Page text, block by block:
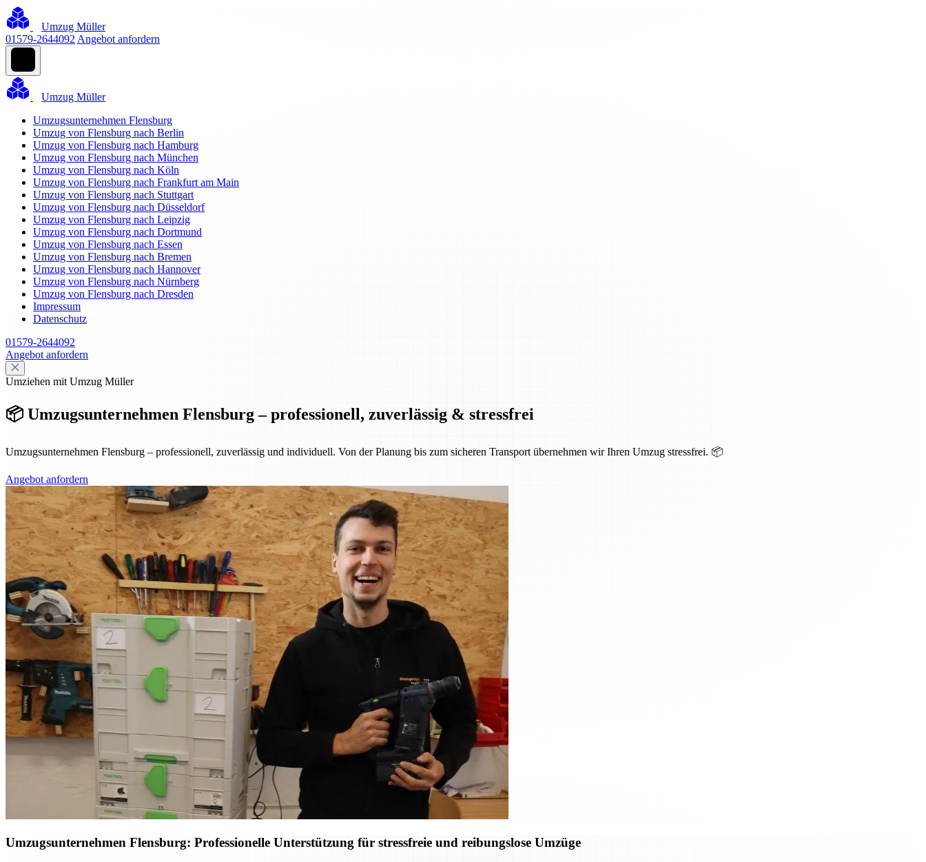
Umzug Müller
01579-2644092 Angebot anfordern
Umzug Müller
Umzugsunternehmen Flensburg
Umzug von Flensburg nach Berlin
Umzug von Flensburg nach Hamburg
Umzug von Flensburg nach München
Umzug von Flensburg nach Köln
Umzug von Flensburg nach Frankfurt am Main
Umzug von Flensburg nach Stuttgart
Umzug von Flensburg nach Düsseldorf
Umzug von Flensburg nach Leipzig
Umzug von Flensburg nach Dortmund
Umzug von Flensburg nach Essen
Umzug von Flensburg nach Bremen
Umzug von Flensburg nach Hannover
Umzug von Flensburg nach Nürnberg
Umzug von Flensburg nach Dresden
Impressum
Datenschutz
01579-2644092
Angebot anfordern
Umziehen mit Umzug Müller
📦 Umzugsunternehmen Flensburg – professionell, zuverlässig & stressfrei
Umzugsunternehmen Flensburg – professionell, zuverlässig und individuell. Von der Planung bis zum sicheren Transport übernehmen wir Ihren Umzug stressfrei. 📦
Angebot anfordern
Umzugsunternehmen Flensburg: Professionelle Unterstützung für stressfreie und reibungslose Umzüge